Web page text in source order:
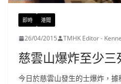
即時 港聞
26/04/2015 TMHK Editor -
慈雲山爆炸至少
今日於慈雲山發生的士爆炸，